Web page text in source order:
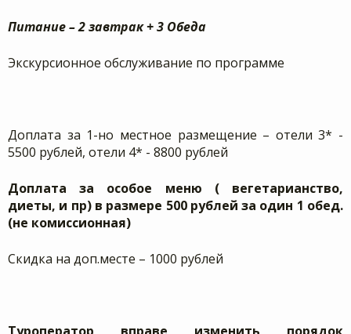
Питание – 2 завтрак + 3 Обеда
Экскурсионное обслуживание по программе
Доплата за 1-но местное размещение – отели 3* -
5500 рублей, отели 4* - 8800 рублей
Доплата за особое меню ( вегетарианство,
диеты, и пр) в размере 500 рублей за один 1 обед.
(не комиссионная)
Скидка на доп.месте – 1000 рублей